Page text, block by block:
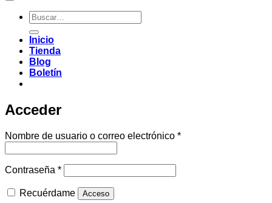
Buscar
por:
Inicio
Tienda
Blog
Boletín
Acceder
Nombre de usuario o correo electrónico *Obligatorio
Contraseña *Obligatorio
Recuérdame Acceso